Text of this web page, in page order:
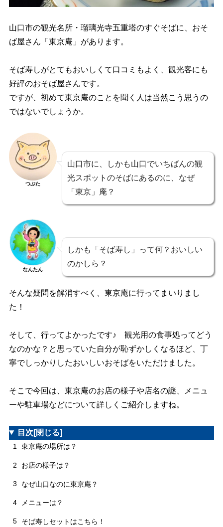
山口市の観光名所・瑠璃光寺五重塔のすぐそばに、おそ
ば屋さん「東京庵」があります。
そば寿しがとてもおいしくて口コミもよく、観光客にも
好評のおそば屋さんです。
ですが、初めて東京庵のことを聞く人は当然こう思うの
ではないでしょうか。
つぶた
山口市に、しかも山口でいちばんの観
光スポットのそばにあるのに、なぜ
「東京」庵？
なんたん
しかも「そば寿し」って何？おいしい
のかしら？
そんな疑問を解消すべく、東京庵に行ってまいりまし
た！
そして、行ってよかったです♪ 観光用の食事処ってどう
なのかな？と思っていた自分が恥ずかしくなるほど、丁
寧でしっかりしたおいしいおそばをいただけました。
そこで今回は、東京庵のお店の様子や店名の謎、メニュ
ーや駐車場などについて詳しくご紹介しますね。
目次 [閉じる]
1 東京庵の場所は？
2 お店の様子は？
3 なぜ山口なのに東京庵？
4 メニューは？
5 そば寿しセットはこちら！